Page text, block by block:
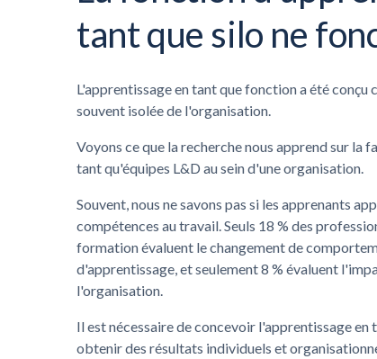
tant que silo ne
L'apprentissage en tant que fonction a été
souvent isolée de l'organisation.
Voyons ce que la recherche nous apprend sur la
tant qu'équipes L&D au sein d'une organisation.
Souvent, nous ne savons pas si les apprenants
compétences au travail. Seuls 18 % des
formation évaluent le changement de
d'apprentissage, et seulement 8 % évaluent
l'organisation.
Il est nécessaire de concevoir l'apprentissage
obtenir des résultats individuels et